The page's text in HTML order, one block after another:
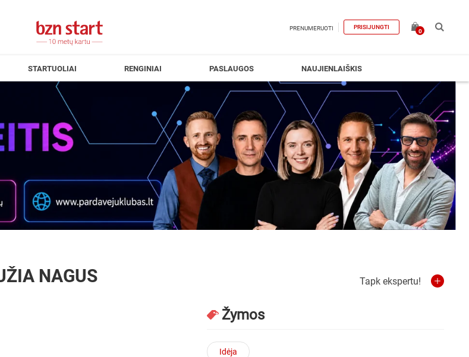
PRENUMERUOTI PRISIJUNGTI
0
STARTUOLIAI RENGINIAI PASLAUGOS NAUJIENLAIŠKIS
NAGUS Tapk ekspertu!
Žymos
Idėja